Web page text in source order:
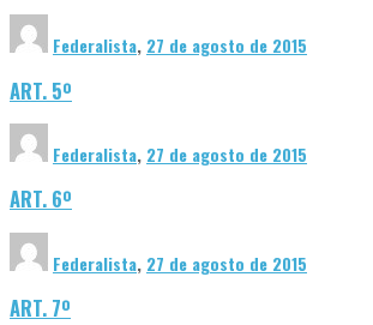
Federalista, 27 de agosto de 2015
ART. 5º
Federalista, 27 de agosto de 2015
ART. 6º
Federalista, 27 de agosto de 2015
ART. 7º